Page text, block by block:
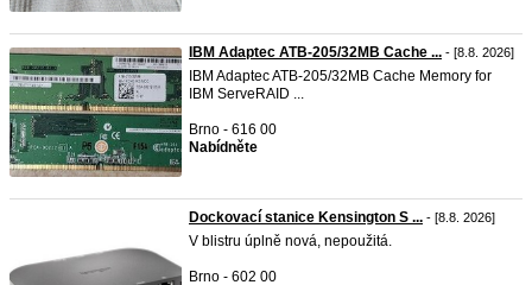
IBM Adaptec ATB-205/32MB Cache ... - [8.8. 2026]
IBM Adaptec ATB-205/32MB Cache Memory for
IBM ServeRAID ...
Brno - 616 00
Nabídněte
Dockovací stanice Kensington S ... - [8.8. 2026]
V blistru úplně nová, nepoužitá.
Brno - 602 00